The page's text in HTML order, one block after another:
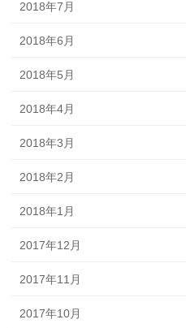
2018年7月
2018年6月
2018年5月
2018年4月
2018年3月
2018年2月
2018年1月
2017年12月
2017年11月
2017年10月